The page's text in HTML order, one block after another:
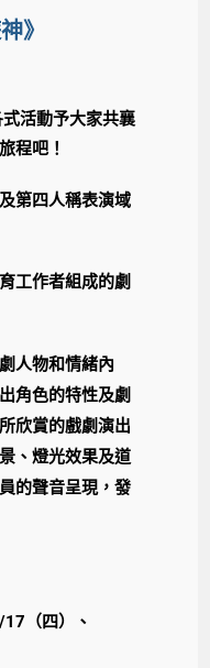
》
活動予大家共襄
程吧！
第四人稱表演域
工作者組成的劇
人物和情緒內
角色的特性及劇
欣賞的戲劇演出
、燈光效果及道
的聲音呈現，發
（四）、